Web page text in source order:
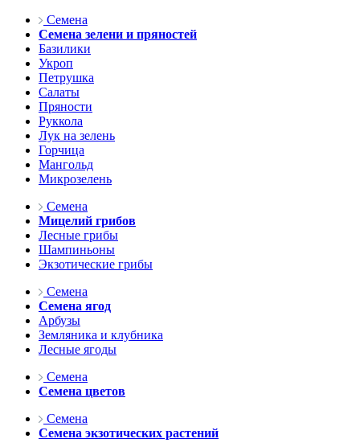
Семена
Семена зелени и пряностей
Базилики
Укроп
Петрушка
Салаты
Пряности
Руккола
Лук на зелень
Горчица
Мангольд
Микрозелень
Семена
Мицелий грибов
Лесные грибы
Шампиньоны
Экзотические грибы
Семена
Семена ягод
Арбузы
Земляника и клубника
Лесные ягоды
Семена
Семена цветов
Семена
Семена экзотических растений